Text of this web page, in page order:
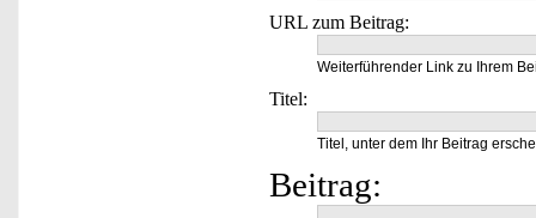
URL zum Beitrag:
Weiterführender Link zu Ihrem
Titel:
Titel, unter dem Ihr Beitrag
Beitrag: